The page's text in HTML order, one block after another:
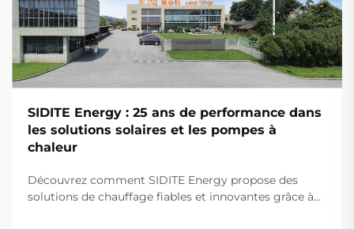
SIDITE Energy : 25 ans de performance dans
les solutions solaires et les pompes à
chaleur
Découvrez comment SIDITE Energy propose des
solutions de chauffage fiables et innovantes grâce à